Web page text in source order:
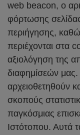
web beacon, ο
φόρτωσης
περιήγησης,
περιέχονται στα
αξιολόγηση της
διαφημίσεών
αρχειοθετηθούν
σκοπούς
παγκόσμιας
Ιστότοπου. Αυτά